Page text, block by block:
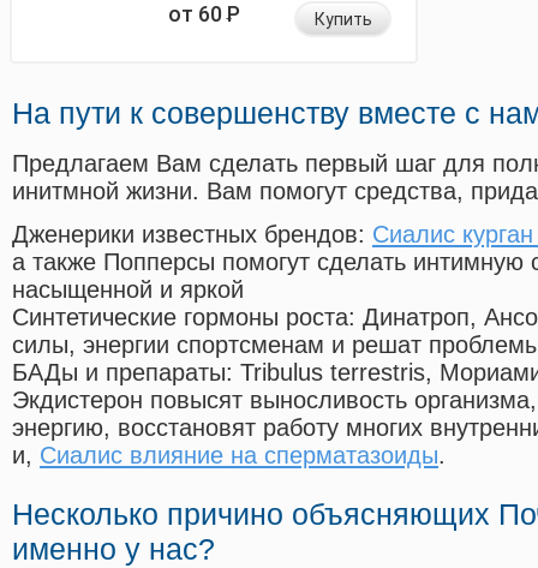
от 60Р Купить
На пути к совершенству вместе с
Предлагаем Вам сделать первый шаг для
инитмной жизни. Вам помогут средства,
Дженерики известных брендов: Сиалис курган
а также Попперсы помогут сделать
насыщенной и яркой
Синтетические гормоны роста: Динатроп,
силы, энергии спортсменам и решат
БАДы и препараты: Tribulus terrestris,
Экдистерон повысят выносливость
энергию, восстановят работу многих
и, Сиалис влияние на сперматазоиды.
Несколько причино объясняющих
именно у нас?